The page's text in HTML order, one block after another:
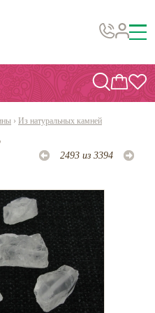
› Из натуральных камней
2493 из 3394